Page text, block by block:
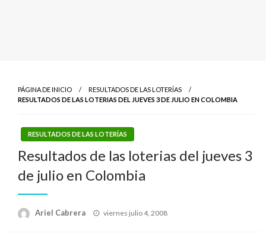
PÁGINA DE INICIO
RESULTADOS DE LAS LOTERÍAS
RESULTADOS DE LAS LOTERIAS DEL JUEVES 3 DE JULIO EN COLOMBIA
RESULTADOS DE LAS LOTERÍAS
Resultados de las loterias del jueves 3
de julio en Colombia
Ariel Cabrera
Publicado
viernes julio 4, 2008